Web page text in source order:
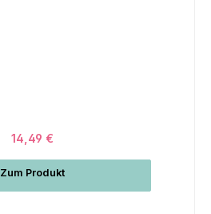
14,49 €
Zum Produkt